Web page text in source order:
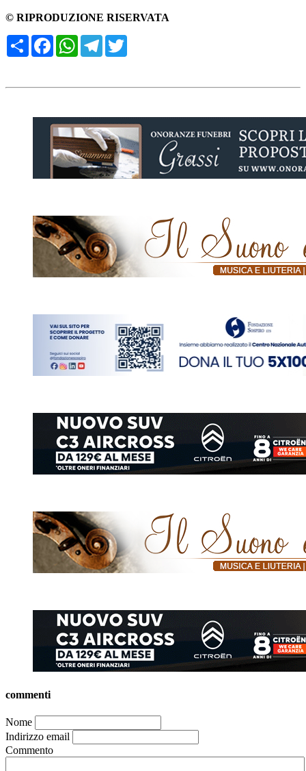
© RIPRODUZIONE RISERVATA
CondividiFacebookWhatsApp
Telegram
commenti
Nome
Indirizzo email
Commento